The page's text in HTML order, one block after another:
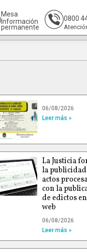
Mesa
Información
permanente
0800
06/08/2026
Leer más »
La Justicia
la
actos
con la
de edictos
web
06/08/2026
Leer más »